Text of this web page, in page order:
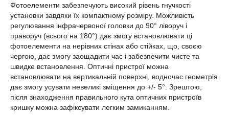
Фотоелементи забезпечують високий рівень гнучкості
установки завдяки їх компактному розміру. Можливість
регулювання інфрачервоної головки до 90° ліворуч і
праворуч (всього на 180°) дає змогу встановлювати ці
фотоелементи на нерівних стінах або стійках, що, своєю
чергою, дає змогу заощадити час і забезпечити чисте та
швидке встановлення. Оптичні пристрої можна
встановлювати на вертикальній поверхні, водночас геометрія
дає змогу усувати невеликі зміщення до +/- 5°. Зрештою,
після знаходження правильного кута оптичних пристроїв
кришку можна зафіксувати легким замиканням.